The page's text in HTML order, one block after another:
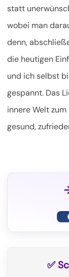
statt
wobei man
denn,
die heutigen
und ich selbst
gespannt. Das
innere Welt
gesund,
✅